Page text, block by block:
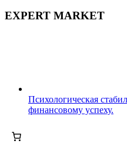
EXPERT MARKET
Психологическая
финансовому успеху.